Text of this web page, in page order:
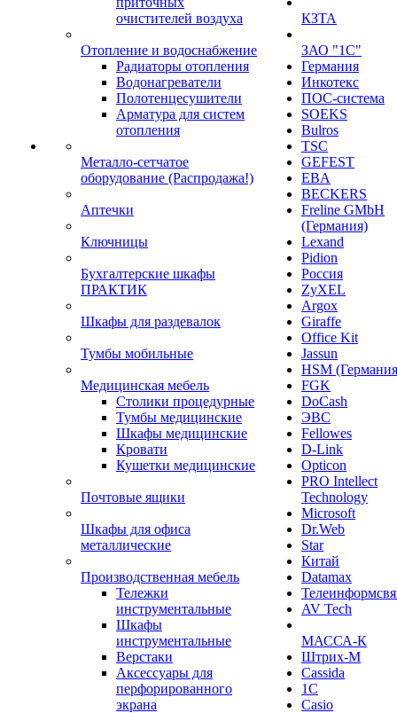
очистителей воздуха
Отопление и водоснабжение
Радиаторы отопления
Водонагреватели
Полотенцесушители
Арматура для систем
отопления
Металло-сетчатое
оборудование (Распродажа!)
Аптечки
Ключницы
Бухгалтерские шкафы
ПРАКТИК
Шкафы для раздевалок
Тумбы мобильные
Медицинская мебель
Столики процедурные
Тумбы медицинские
Шкафы медицинские
Кровати
Кушетки медицинские
Почтовые ящики
Шкафы для офиса
металлические
Производственная мебель
Тележки
инструментальные
Шкафы
инструментальные
Верстаки
Аксессуары для
перфорированного
экрана
КЗТА
ЗАО "1С"
Германия
Инкотекс
ПОС-система
SOEKS
Bulros
TSC
GEFEST
EBA
BECKERS
Freline GMbH
(Германия)
Lexand
Pidion
Россия
ZyXEL
Argox
Giraffe
Office Kit
Jassun
HSM
FGK
DoCash
ЭВС
Fellowes
D-Link
Opticon
PRO Intellect
Technology
Microsoft
Dr.Web
Star
Китай
Datamax
AV Tech
МАССА-К
Штрих-М
Cassida
1С
Casio